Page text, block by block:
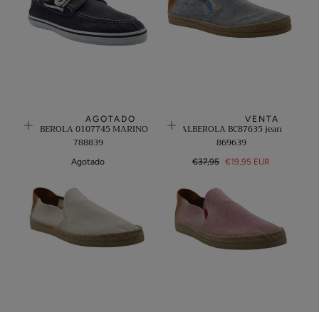
AGOTADO
ALBEROLA 0107745 MARINO
788839
Agotado
VENTA
ALBEROLA BC87635 jean
869639
Precio
€37,95 Precio
€19,95 EUR